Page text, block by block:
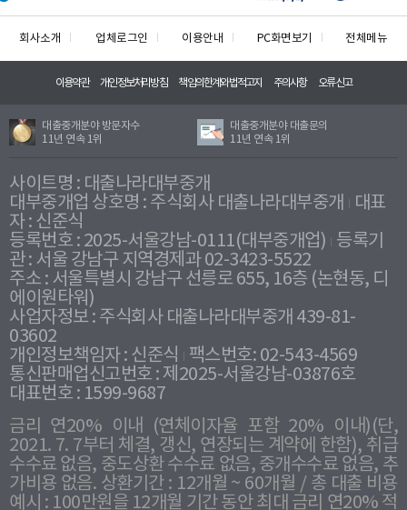
회사소개 업체로그인 이용안내 PC화면보기 전체메뉴
이용약관 개인정보처리방침 책임의한계와법적고지 주의사항 오류신고
대출중개분야 방문자수
11년 연속 1위
대출중개분야 대출문의
11년 연속 1위
사이트명 : 대출나라대부중개
대부중개업 상호명 : 주식회사 대출나라대부중개
대표
자 : 신준식
등록번호 : 2025-서울강남-0111(대부중개업) 등록기
관 : 서울 강남구 지역경제과 02-3423-5522
주소 : 서울특별시 강남구 선릉로 655, 16층 (논현동, 디
에이원타워)
사업자정보 : 주식회사 대출나라대부중개 439-81-
03602
개인정보책임자 : 신준식
팩스번호: 02-543-4569
통신판매업신고번호 : 제2025-서울강남-03876호
대표번호 : 1599-9687
금리 연20% 이내 (연체이자율 포함 20% 이내)(단,
2021. 7. 7부터 체결, 갱신, 연장되는 계약에 한함), 취급
수수료 없음, 중도상환 수수료 없음, 중개수수료 없음, 추
가비용 없음. 상환기간 : 12개월 ~ 60개월 / 총 대출 비용
예시 : 100만원을 12개월 기간 동안 최대 금리 연20% 적